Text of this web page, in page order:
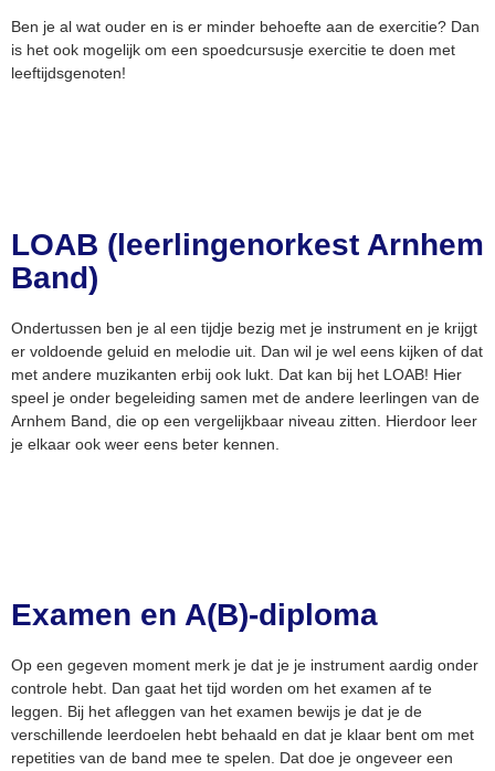
Ben je al wat ouder en is er minder behoefte aan de exercitie? Dan
is het ook mogelijk om een spoedcursusje exercitie te doen met
leeftijdsgenoten!
LOAB (leerlingenorkest Arnhem
Band)
Ondertussen ben je al een tijdje bezig met je instrument en je krijgt
er voldoende geluid en melodie uit. Dan wil je wel eens kijken of dat
met andere muzikanten erbij ook lukt. Dat kan bij het LOAB! Hier
speel je onder begeleiding samen met de andere leerlingen van de
Arnhem Band, die op een vergelijkbaar niveau zitten. Hierdoor leer
je elkaar ook weer eens beter kennen.
Examen en A(B)-diploma
Op een gegeven moment merk je dat je je instrument aardig onder
controle hebt. Dan gaat het tijd worden om het examen af te
leggen. Bij het afleggen van het examen bewijs je dat je de
verschillende leerdoelen hebt behaald en dat je klaar bent om met
repetities van de band mee te spelen. Dat doe je ongeveer een